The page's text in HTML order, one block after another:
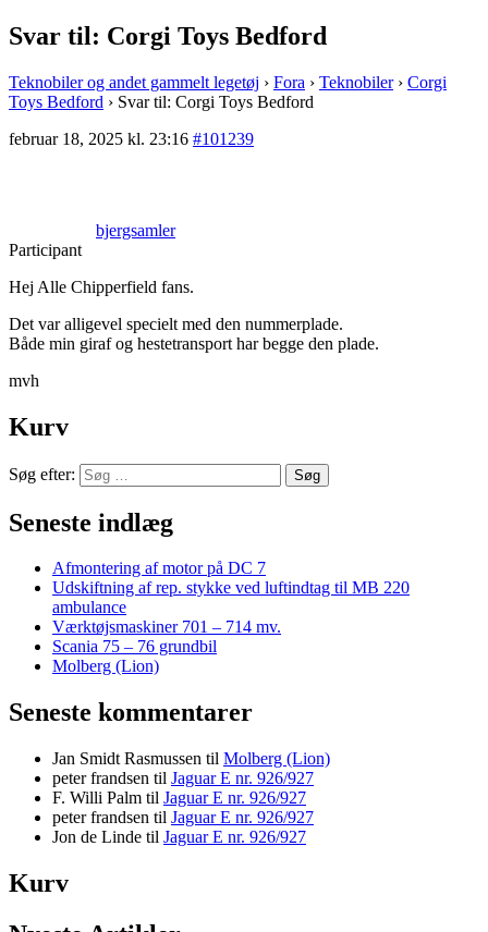
Svar til: Corgi Toys Bedford
Teknobiler og andet gammelt legetøj › Fora › Teknobiler › Corgi
Toys Bedford › Svar til: Corgi Toys Bedford
februar 18, 2025 kl. 23:16 #101239
bjergsamler
Participant
Hej Alle Chipperfield fans.
Det var alligevel specielt med den nummerplade.
Både min giraf og hestetransport har begge den plade.
mvh
Kurv
Søg efter:
Seneste indlæg
Afmontering af motor på DC 7
Udskiftning af rep. stykke ved luftindtag til MB 220
ambulance
Værktøjsmaskiner 701 – 714 mv.
Scania 75 – 76 grundbil
Molberg (Lion)
Seneste kommentarer
Jan Smidt Rasmussen til Molberg (Lion)
peter frandsen til Jaguar E nr. 926/927
F. Willi Palm til Jaguar E nr. 926/927
peter frandsen til Jaguar E nr. 926/927
Jon de Linde til Jaguar E nr. 926/927
Kurv